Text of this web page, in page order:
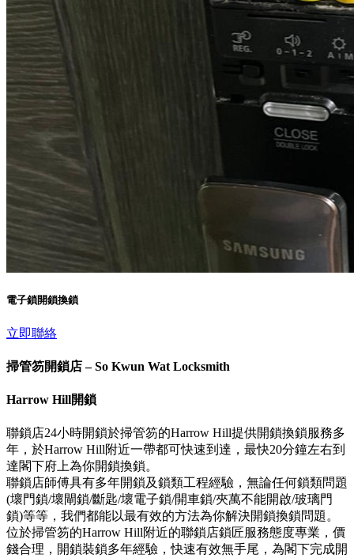
電子鎖開鎖換鎖
立即聯絡
掃管笏開鎖店 – So Kwun Wat Locksmith
Harrow Hill開鎖
聯鎖店24小時開鎖於掃管笏的Harrow Hill提供開鎖換鎖服務多
年，於Harrow Hill附近一帶都可快速到達，最快20分鐘左右到
達閣下府上為你開鎖換鎖。
聯鎖店師傅具有多年開鎖及鎖類工程經驗，無論任何鎖類問題
(壞門鎖/壞閘鎖/斷匙/壞電子鎖/開車鎖/夾萬不能開啟/玻璃門
鎖)等等，我們都能以最有效的方法為你解決開鎖換鎖問題。
位於掃管笏的Harrow Hill附近的聯鎖店鎖匠服務態度專業，價
錢合理，開鎖裝鎖多年經驗，快速有效無手尾，為閣下完成開